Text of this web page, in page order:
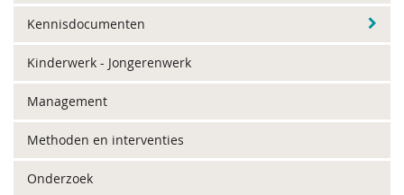
Kennisdocumenten
Kinderwerk - Jongerenwerk
Management
Methoden en interventies
Onderzoek